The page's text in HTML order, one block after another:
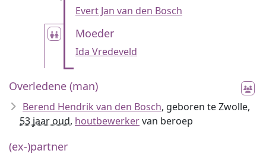
Evert Jan van den Bosch
Moeder
Ida Vredeveld
Overledene (man)
Berend Hendrik van den Bosch, geboren te Zwolle,
53 jaar oud, houtbewerkervan beroep
(ex-)partner